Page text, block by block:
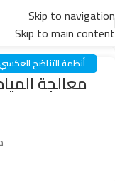
Skip to navigation
Skip to main content
16أنظمة التناضح
معالجة